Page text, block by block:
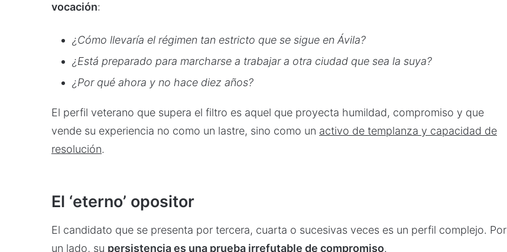
vocación:
¿Cómo llevaría el régimen tan estricto que se sigue en Ávila?
¿Está preparado para marcharse a trabajar a otra ciudad que sea la suya?
¿Por qué ahora y no hace diez años?
El perfil veterano que supera el filtro es aquel que proyecta humildad, compromiso y que
vende su experiencia no como un lastre, sino como un activo de templanza y capacidad de
resolución.
El ‘eterno’ opositor
El candidato que se presenta por tercera, cuarta o sucesivas veces es un perfil complejo. Por
un lado, su persistencia es una prueba irrefutable de compromiso.